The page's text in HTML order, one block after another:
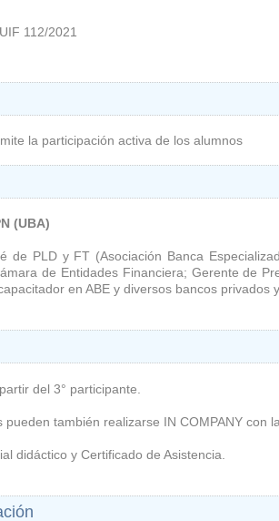
112/2021
la participación activa de los alumnos
(UBA)
de PLD y FT (Asociación Banca
de Entidades Financiera; Gerente de
en ABE y diversos bancos privados
del 3° participante.
pueden también realizarse IN COMPANY con
didáctico y Certificado de Asistencia.